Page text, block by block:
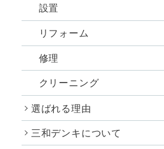
設置
リフォーム
修理
クリーニング
選ばれる理由
三和デンキについて